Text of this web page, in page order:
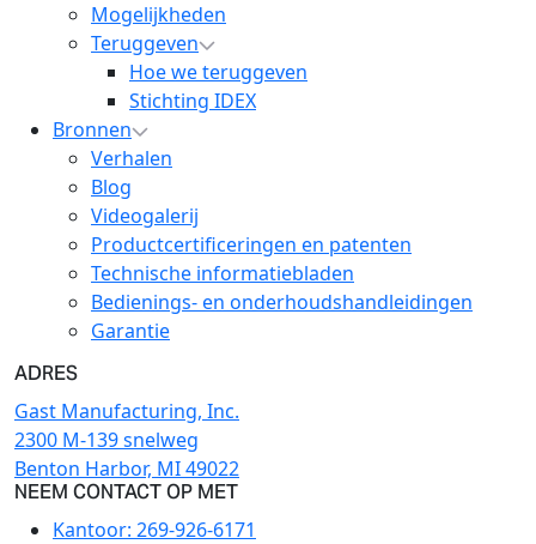
Mogelijkheden
Teruggeven
Hoe we teruggeven
Stichting IDEX
Bronnen
Verhalen
Blog
Videogalerij
Productcertificeringen en patenten
Technische informatiebladen
Bedienings- en onderhoudshandleidingen
Garantie
ADRES
Gast Manufacturing, Inc.
2300 M-139 snelweg
Benton Harbor, MI 49022
NEEM CONTACT OP MET
Kantoor: 269-926-6171